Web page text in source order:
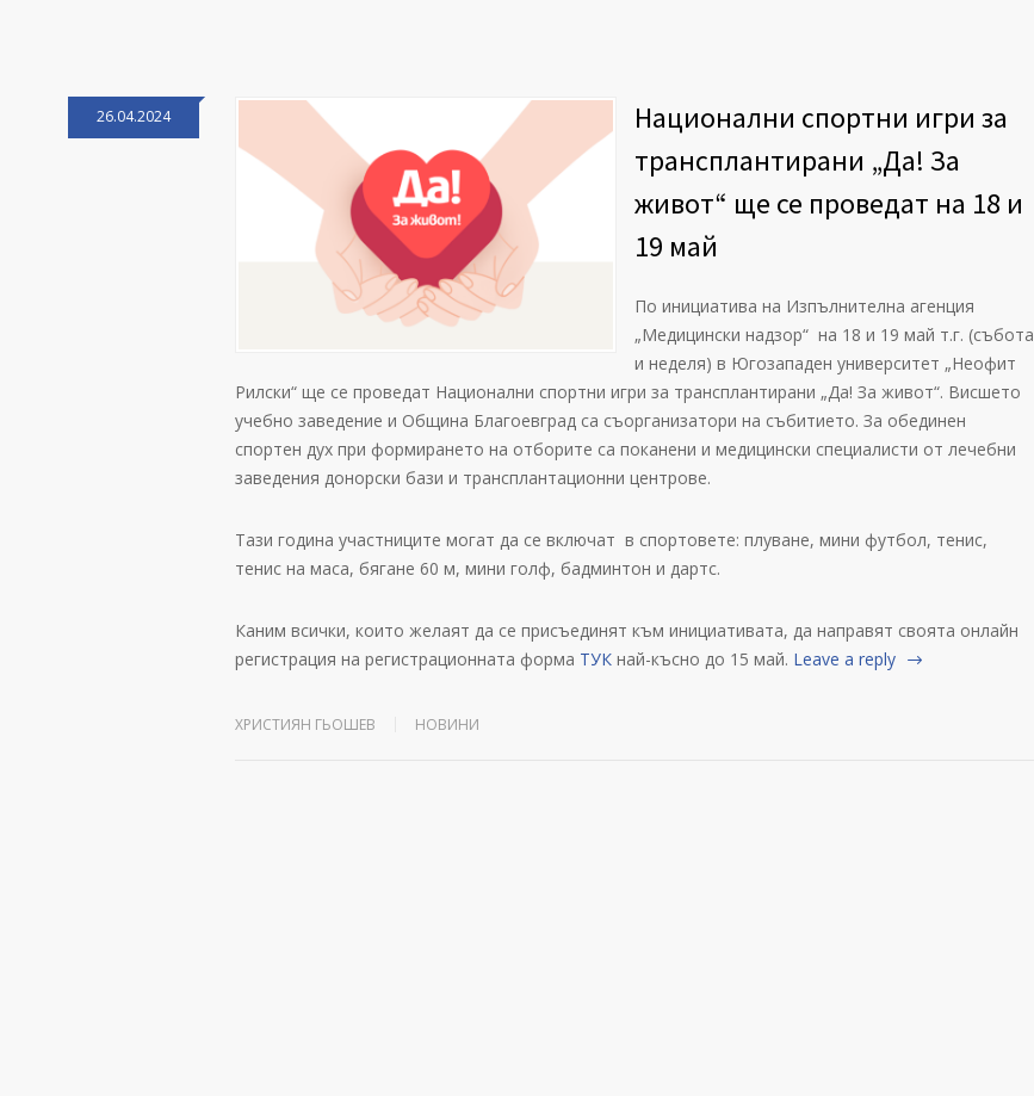
26.04.2024
Национални спортни игри за
трансплантирани „Да! За
живот“ ще се проведат на 18 и
19 май
По инициатива на Изпълнителна агенция
„Медицински надзор“ на 18 и 19 май т.г. (събота
и неделя) в Югозападен университет „Неофит
Рилски“ ще се проведат Национални спортни игри за трансплантирани „Да! За живот“. Висшето
учебно заведение и Община Благоевград са съорганизатори на събитието. За обединен
спортен дух при формирането на отборите са поканени и медицински специалисти от лечебни
заведения донорски бази и трансплантационни центрове.
Тази година участниците могат да се включат в спортовете: плуване, мини футбол, тенис,
тенис на маса, бягане 60 м, мини голф, бадминтон и дартс.
Каним всички, които желаят да се присъединят към инициативата, да направят своята онлайн
регистрация на регистрационната форма ТУК най-късно до 15 май. Leave a reply
ХРИСТИЯН ГЬОШЕВ НОВИНИ